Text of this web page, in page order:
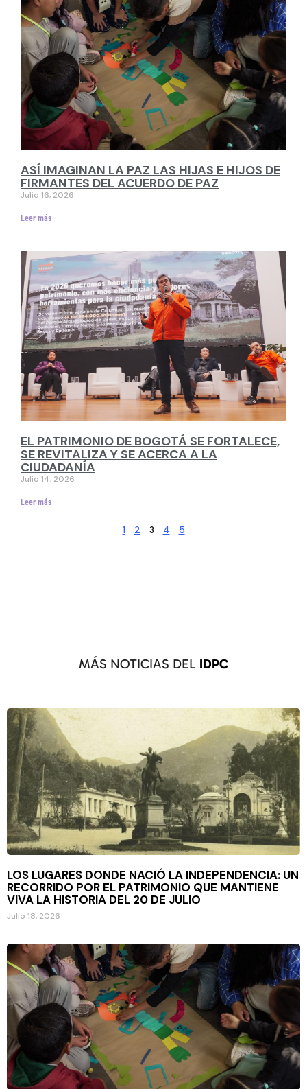
ASÍ IMAGINAN LA PAZ LAS HIJAS E HIJOS DE
FIRMANTES DEL ACUERDO DE PAZ
Julio 16, 2026
Leer más
EL PATRIMONIO DE BOGOTÁ SE FORTALECE,
SE REVITALIZA Y SE ACERCA A LA
CIUDADANÍA
Julio 14, 2026
Leer más
1 2 3 4 5
MÁS NOTICIAS DEL IDPC
LOS LUGARES DONDE NACIÓ LA INDEPENDENCIA: UN
RECORRIDO POR EL PATRIMONIO QUE MANTIENE
VIVA LA HISTORIA DEL 20 DE JULIO
Julio 18, 2026